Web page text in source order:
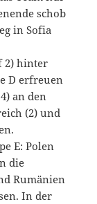
schob
in Sofia
2) hinter
D erfreuen
an den
(2) und
E: Polen
die
Rumänien
In der